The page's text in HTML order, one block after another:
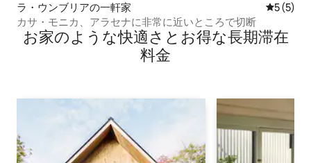
ラ・ウンブリアの一軒家 レビュー
5 (5)
カサ・モニカ、アラセナに非常に近いところで切断
お家のような快⁠適⁠さ⁠とお⁠得⁠な長⁠期⁠滞⁠在
料⁠金